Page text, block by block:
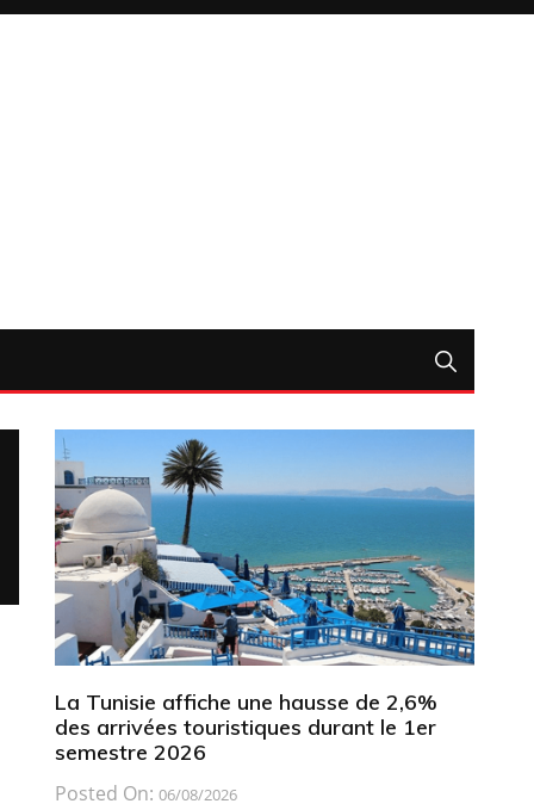
La Tunisie affiche une hausse de 2,6%
des arrivées touristiques durant le 1er
semestre 2026
Posted On: 06/08/2026